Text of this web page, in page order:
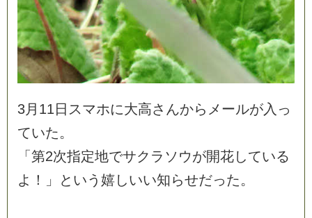
3月 11日 スマホに大高さ んから メ ールが入 っ
ていた。
「第2次指定地でサク ラ ソ ウが開花している
よ ！ 」 と いう 嬉しいい知 らせだった。